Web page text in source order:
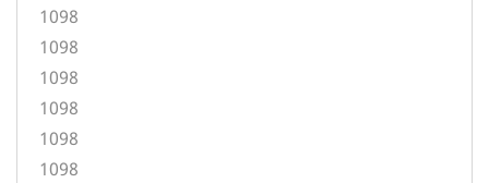
1098
1098
1098
1098
1098
1098